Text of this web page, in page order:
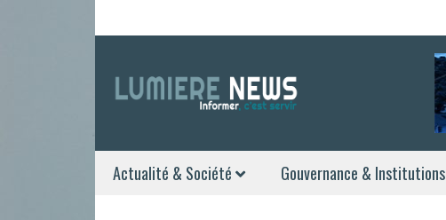
Actualité & Société Gouvernance & Institutions